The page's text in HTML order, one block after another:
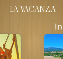
LA VACANZA